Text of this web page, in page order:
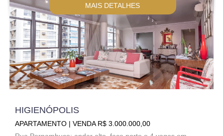
MAIS DETALHES
HIGIENÓPOLIS
APARTAMENTO | VENDA R$ 3.000.000,00